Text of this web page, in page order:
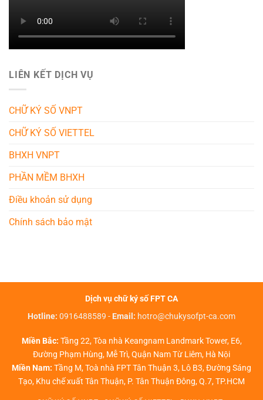
LIÊN KẾT DỊCH VỤ
CHỮ KÝ SỐ VNPT
CHỮ KÝ SỐ VIETTEL
BHXH VNPT
PHẦN MỀM BHXH
Điều khoản sử dụng
Chính sách bảo mật
Dịch vụ chữ ký số FPT CA
Hotline: 0916488589 -Email: hotro@chukysofpt-ca.com
Miền Bắc: Tầng 22, Tòa nhà Keangnam Landmark Tower, E6,
Đường Phạm Hùng, Mễ Trì, Quận Nam Từ Liêm, Hà Nội
Miền Nam: Tầng M, Toà nhà FPT Tân Thuận 3, Lô B3, Đường Sáng
Tạo, Khu chế xuất Tân Thuận, P. Tân Thuận Đông, Q.7, TP.HCM